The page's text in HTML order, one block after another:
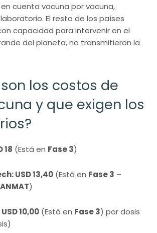
cuenta vacuna por vacuna,
El resto de los países
capacidad para intervenir en el
del planeta, no transmitieron la
los costos de
y que exigen los
18 (Está en Fase 3)
USD 13,40 (Está en Fase 3 –
ANMAT)
10,00 (Está en Fase 3) por dosis